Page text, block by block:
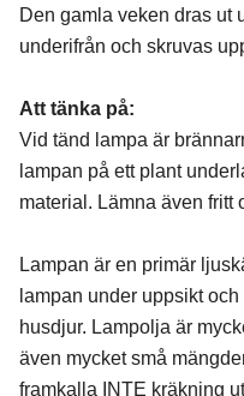
Den gamla veken dras ut
underifrån och skruvas
Att tänka på:
Vid tänd lampa är
lampan på ett plant
material. Lämna även fritt
Lampan är en primär
lampan under uppsikt
husdjur. Lampolja är
även mycket små
framkalla INTE kräkning